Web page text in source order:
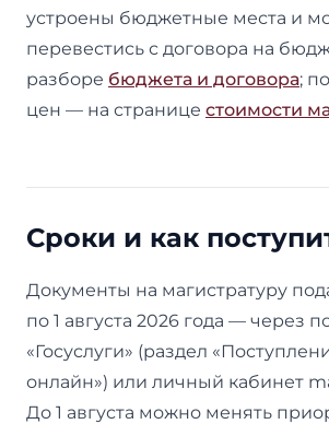
устроены бюджетные места и
перевестись с договора на
разборе бюджета и договора;
цен — на странице стоимости
Сроки и как
Документы на магистратуру
по 1 августа 2026 года — через
«Госуслуги» (раздел
онлайн») или личный кабинет
До 1 августа можно менять